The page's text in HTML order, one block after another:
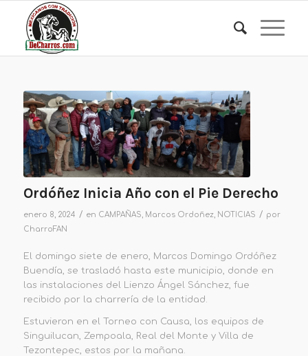
Ordóñez Inicia Año con el Pie Derecho
enero 8, 2024 / en CAMPAÑAS Marcos Ordoñez NOTICIAS / por
CharroFAN
El domingo siete de enero, Marcos Domingo Ordóñez
Buendía, se trasladó hasta este municipio, donde en
las instalaciones del Lienzo Ángel Sánchez, fue
recibido por la charrería de la entidad.
Estuvieron en el Torneo con Causa, los equipos de
Singuilucan, Zempoala, Real del Monte y Villa de
Tezontepec, estos por la mañana.